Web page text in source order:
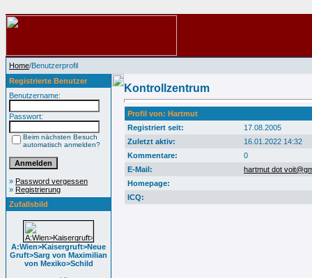
Home/Benutzerprofil
Registrierte Benutzer
Benutzername:
Passwort:
Beim nächsten Besuch
automatisch anmelden?
» Password vergessen
» Registrierung
Zufallsbild
A:Wien>Kaisergruft>Neue
Gruft>Sarg von Maximilian
von Mexiko>Schild
Kontrollzentrum
Profil von: Hartmut
Registriert seit:
17.08.2005
Zuletzt aktiv:
16.01.2022 14:32
Kommentare:
0
E-Mail:
hartmut dot
Homepage:
ICQ: